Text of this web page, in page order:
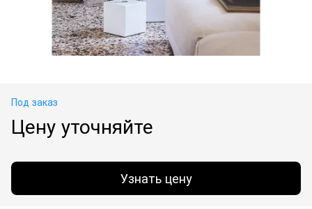
Под заказ
Цену уточняйте
Узнать цену